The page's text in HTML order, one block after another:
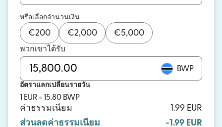
หรือเลือกจำนวนเงิน
€200 €2,000 €5,000
พวกเขาได้รับ
BWP
อัตราแลกเปลี่ยนรายวัน
1 EUR = 15.80 BWP
ค่าธรรมเนียม
1.99 EUR
ส่วนลดค่าธรรมเนียม
-1.99 EUR